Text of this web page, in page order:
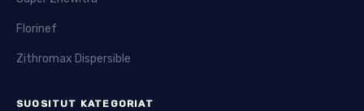
Florinef
Zithromax Dispersible
SUOSITUT KATEGORIAT